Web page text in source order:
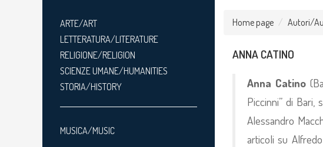
Home page
Autori/
ANNA CATINO
Anna Catino
Piccinni” di Bari,
Alessandro
articoli su
ARTE/ART
LETTERATURA/LITERATURE
RELIGIONE/RELIGION
SCIENZE UMANE/HUMANITIES
STORIA/HISTORY
MUSICA/MUSIC